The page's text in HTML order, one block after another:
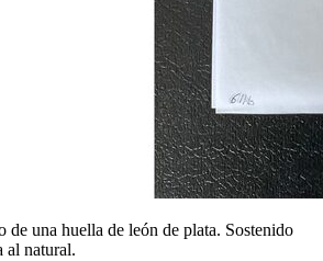
de una huella de león de plata. Sostenido
al natural.